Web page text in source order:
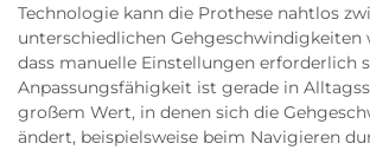
Technologie kann die Prothese nahtlos
unterschiedlichen Gehgeschwindigkeiten
dass manuelle Einstellungen erforderlich
Anpassungsfähigkeit ist gerade in
großem Wert, in denen sich die
ändert, beispielsweise beim Navigieren